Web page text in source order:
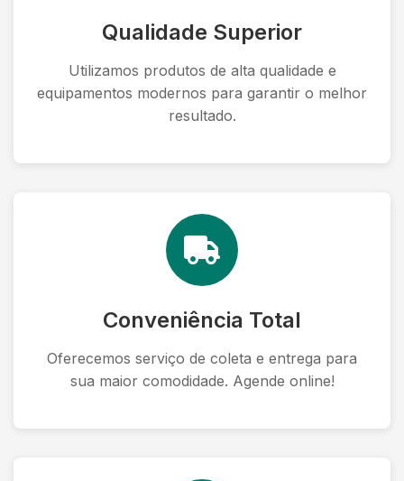
Qualidade Superior
Utilizamos produtos de alta qualidade e
equipamentos modernos para garantir o melhor
resultado.
Conveniência Total
Oferecemos serviço de coleta e entrega para
sua maior comodidade. Agende online!